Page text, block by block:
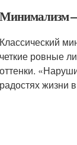
Минимализм
Классический
четкие ровные
оттенки.
радостях жизни